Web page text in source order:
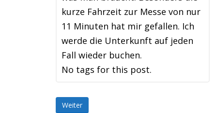
kurze Fahrzeit zur Messe von nur
11 Minuten hat mir gefallen. Ich
werde die Unterkunft auf jeden
Fall wieder buchen.
No tags for this post.
Weiter